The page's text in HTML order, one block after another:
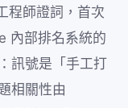
程師證詞，首次
內部排名系統的
訊號是「手工打
相關性由